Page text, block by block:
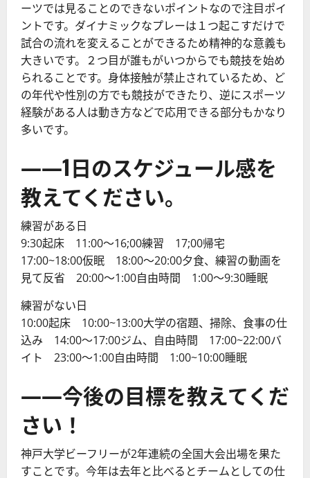
ーツでは見ることのできないポイントなので注目ポイ
ントです。ダイナミックなプレーは１つ起こすだけで
試合の流れを変えることができるため精神的な意義も
大きいです。２つ目が誰もがいつからでも競技を始め
られることです。身体接触が禁止されているため、ど
の年代や性別の方でも競技ができたり、逆にスポーツ
経験がある人は動き方などで応用できる部分もかなり
多いです。
――1日のスケジュール感を
教えてください。
練習がある日
9:30起床 11:00～16;00練習 17;00帰宅
17:00~18:00仮眠 18:00～20:00夕食、練習の動画を
見て反省 20:00～1:00自由時間 1:00～9:30睡眠
練習がない日
10:00起床 10:00~13:00大学の宿題、掃除、食事の仕
込み 14:00～17:00ジム、自由時間 17:00~22:00バ
イト 23:00～1:00自由時間 1:00~10:00睡眠
――今後の目標を教えてくだ
さい！
神戸大学ビーフリーが2年連続の全国大会出場を果た
すことです。今年は去年と比べるとチームとしての仕